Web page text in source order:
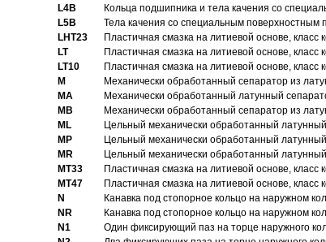
L4B
Кольца подшипника и тела качения со
L5B
Тела качения со специальным поверхностным
LHT23
Пластичная смазка на литиевой основе,
LT
Пластичная смазка на литиевой основе,
LT10
Пластичная смазка на литиевой основе,
M
Механически обработанный сепаратор из
MA
Механически обработанный латунный
MB
Механически обработанный сепаратор из
ML
Цельный механически обработанный
MP
Цельный механически обработанный
MR
Цельный механически обработанный
MT33
Пластичная смазка на литиевой основе,
MT47
Пластичная смазка на литиевой основе,
N
Канавка под стопорное кольцо на наружном
NR
Канавка под стопорное кольцо на наружном
N1
Один фиксирующий паз на торце наружного